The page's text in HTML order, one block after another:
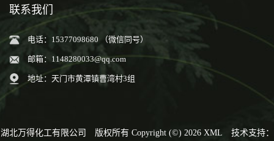
联系我们
电话：15377098680 （微信同号）
邮箱： 1148280033@qq.com
地址：天门市黄潭镇曹湾村3组
湖北万得化工有限公司 版权所有 Copyright (©) 2026 XML 技术支持：